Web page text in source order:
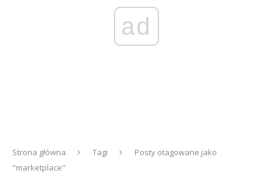
ad
Strona główna Tagi
Posty otagowane jako
"marketplace"